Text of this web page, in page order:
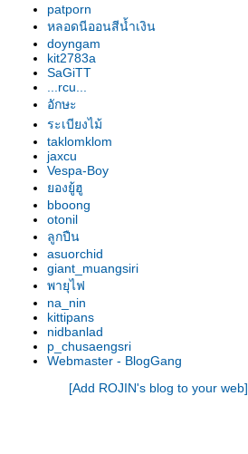
รองเท้านารี ฝาหอ
รองเท้านารี JC9
รองเท้านารี เหลืองปราจีน
รองเท้านารี JC16
รองเท้านารี JC16
รองเท้านารี เหลืองปราจีน*ช่อง
อ่างทองเผือก
รองเท้านารี เหลืองปราจีน
รองเท้านารี ขาวชุมพร
รองเท้านารี เหลืงกระบี่*เกลาโคไฟ
ลุม
รองเท้านารี เหลืองปราจีน*ช่อง
อ่างทองเผือก
รองเท้านารี เหลืองปราจีน
รองเท้านารี เหลืองปราจีน
รองเท้านารี เหลิองตรัง
รองเท้านารี กระบี่ x เกาโค
รองเท้านารี เหลืองตรัง
รองเท้านารี ขาวชุมพร
รองเท้านารี เหลืองปราจีน x ช่อง
patporn
หลอดนีออนสีน้ำเงิน
doyngam
kit2783a
SaGiTT
...rcu...
อักษะ
ระเบียงไม้
taklomklom
jaxcu
Vespa-Boy
องยู้ฮู
bboong
otonil
ลูกปืน
asuorchid
giant_muangsiri
พายุไฟ
na_nin
kittipans
nidbanlad
p_chusaengsri
Webmaster - BlogGang
[Add ROJIN's blog to your web]